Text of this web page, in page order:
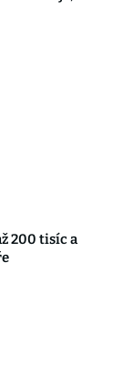
200 tisíc a